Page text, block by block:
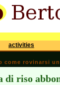
activities
come rovinarsi
di riso